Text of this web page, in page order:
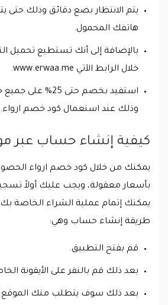
يتم الانتظار بضع دقائق وذلك حتى
هاتفك المحمول.
بالإضافة إلى أنك تستطيع تحميل
خلال الرابط الآتي www.erwaa.me.
استفيد بخصم حتى
وذلك عند استعمال كود خصم ارواء.
كيفية إنشاء حساب عبر
يمكنك من خلال كود خصم ارواء
بأسعار معقولة، ويجب عليك أولاً
يمكنك إتمام عملية الشراء الخاصة
طريقة إنشاء حساب وهي:
قم بفتح التطبيق.
بعد ذلك قم بالنقر على الأيقونة
بعد ذلك سوف يتطلب منك